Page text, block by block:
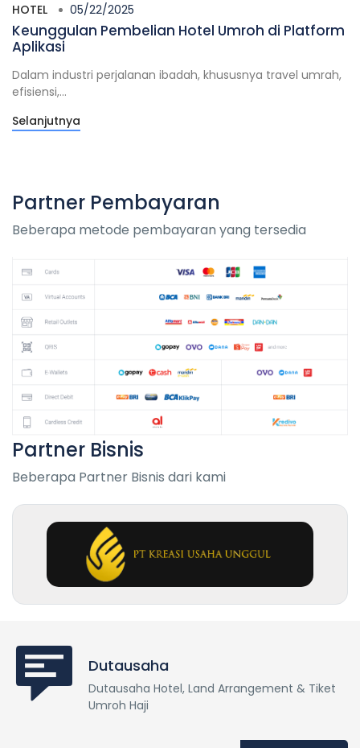
HOTEL 05/22/2025
Keunggulan Pembelian Hotel Umroh di Platform
Aplikasi
Dalam industri perjalanan ibadah, khususnya travel umrah,
efisiensi,...
Selanjutnya
Partner Pembayaran
Beberapa metode pembayaran yang tersedia
Partner Bisnis
Beberapa Partner Bisnis dari kami
Dutausaha
Dutausaha Hotel, Land Arrangement & Tiket
Umroh Haji